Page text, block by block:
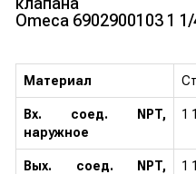
Omeca 6902900103 1
Материал
Вх. соед. NPT,
наружное
1
Вых. соед. NPT,
1